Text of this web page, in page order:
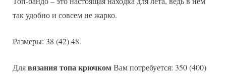
так удобно и совсем не жарко.
Размеры: 38 (42) 48.
Длявязания топа крючкомВам потребуется: 350 (400)